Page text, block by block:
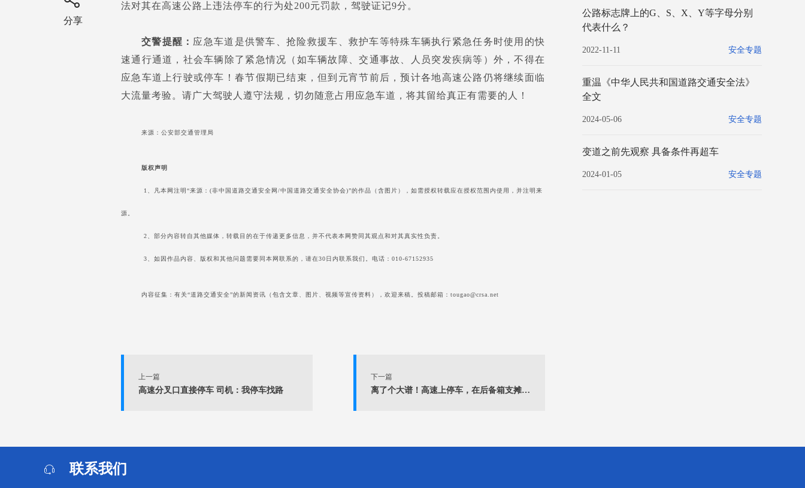
分享
法对其在高速公路上违法停车的行为处200元罚款，驾驶证记9分。
交警提醒： 应急车道是供警车、抢险救援车、救护车等特殊车辆执行紧急任务时使用的快
速通行通道，社会车辆除了紧急情况（如车辆故障、交通事故、人员突发疾病等）外，不得在
应急车道上行驶或停车！春节假期已结束，但到元宵节前后，预计各地高速公路仍将继续面临
大流量考验。请广大驾驶人遵守法规，切勿随意占用应急车道，将其留给真正有需要的人！
来源：公安部交通管理局
版权声明
1、凡本网注明“来源：(非中国道路交通安全网/中国道路交通安全协会)”的作品（含图片），如需授权转载应在授权范围内使用，并注明来
源。
2、部分内容转自其他媒体，转载目的在于传递更多信息，并不代表本网赞同其观点和对其真实性负责。
3、如因作品内容、版权和其他问题需要同本网联系的，请在30日内联系我们。电话：010-67152935
内容征集：有关“道路交通安全”的新闻资讯（包含文章、图片、视频等宣传资料），欢迎来稿。投稿邮箱：tougao@crsa.net
上一篇
高速分叉口直接停车 司机：我停车找路
下一篇
离了个大谱！高速上停车，在后备箱支摊儿做饭！
公路标志牌上的G、S、X、Y等字母分别
代表什么？
2022-11-11 安全专题
重温《中华人民共和国道路交通安全法》
全文
2024-05-06 安全专题
变道之前先观察 具备条件再超车
2024-01-05 安全专题
联系我们